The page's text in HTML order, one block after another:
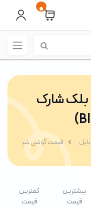
0
بلک شارک
قیمت گوشی شیائومی (Xiaomi)
بیشترین
قیمت
کمترین
قیمت